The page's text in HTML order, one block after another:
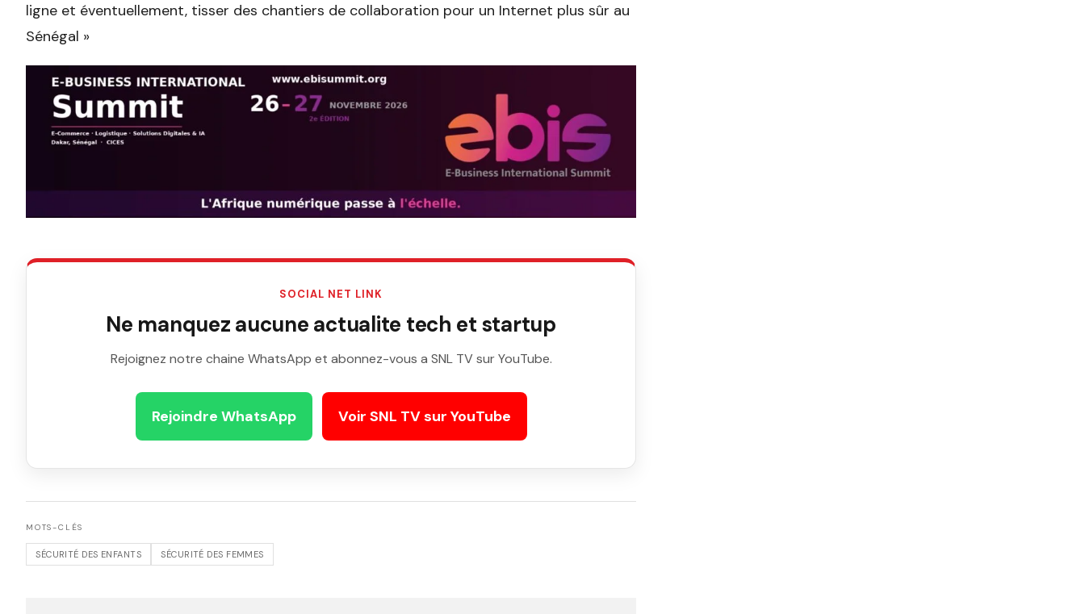
ligne et éventuellement, tisser des chantiers de collaboration pour un Internet plus sûr au
Sénégal »
SOCIAL NET LINK
Ne manquez aucune actualite tech et startup
Rejoignez notre chaine WhatsApp et abonnez-vous a SNL TV sur YouTube.
Rejoindre WhatsApp Voir SNL TV sur YouTube
MOTS-CLÉS
SÉCURITÉ DES ENFANTS SÉCURITÉ DES FEMMES